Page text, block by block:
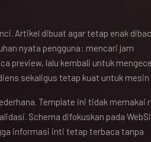
Artikel dibuat agar tetap enak
nyata pengguna: mencari jam
preview, lalu kembali untuk
sekaligus tetap kuat untuk mesin
Template ini tidak memakai
Schema difokuskan pada
informasi inti tetap terbaca tanpa